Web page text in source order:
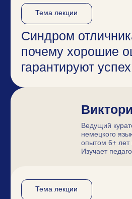
все ссылки на лекции будут опубликованы
только там
подпишитесь
на телеграм-канал
конференции
ПОДПИСАТЬСЯ НА ТЕЛЕГРАМ КАНАЛ
Уроки языка от Skyeng
по специальной цене